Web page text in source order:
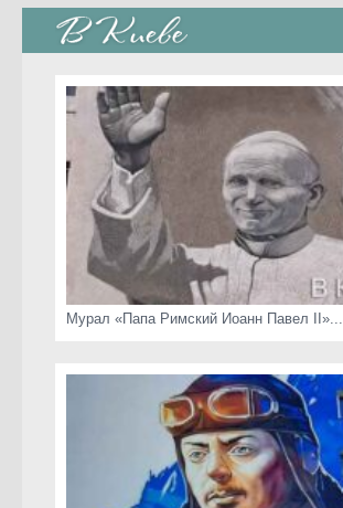
стрит-арт
коты Киева
скамейки
часы Киева
Мурал «Папа Римский Иоанн Павел II»...